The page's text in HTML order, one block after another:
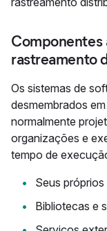
rastreamento
Os sistemas de
desmembrados
normalmente
organizações e
tempo de
Seus
Bibliotecas e